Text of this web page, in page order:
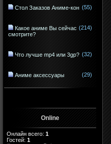
Стол Заказов Аниме-кон (55)
Какое аниме Вы сейчас
смотрите?
(214)
Что лучше mp4 или 3gp? (32)
Аниме аксессуары (29)
Online
Онлайн всего: 1
Гостей: 1